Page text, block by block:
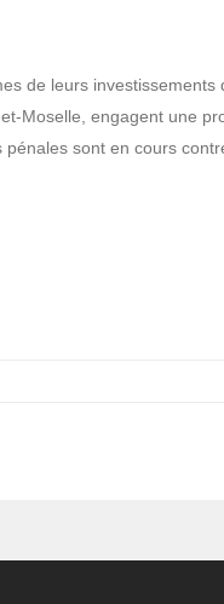
de leurs
Moselle, engagent une
sont en cours